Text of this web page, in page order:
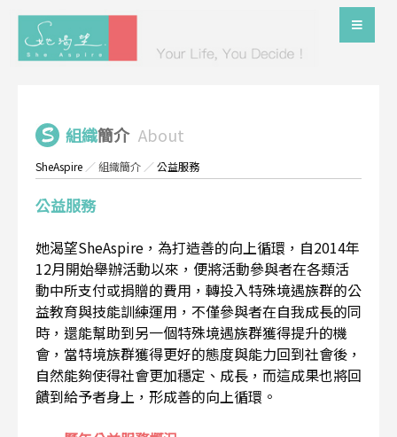
組織簡介 About
SheAspire ／組織簡介 ／公益服務
公益服務
她渴望SheAspire，為打造善的向上循環，自2014年
12月開始舉辦活動以來，便將活動參與者在各類活
動中所支付或捐贈的費用，轉投入特殊境遇族群的公
益教育與技能訓練運用，不僅參與者在自我成長的同
時，還能幫助到另一個特殊境遇族群獲得提升的機
會，當特境族群獲得更好的態度與能力回到社會後，
自然能夠使得社會更加穩定、成長，而這成果也將回
饋到給予者身上，形成善的向上循環。